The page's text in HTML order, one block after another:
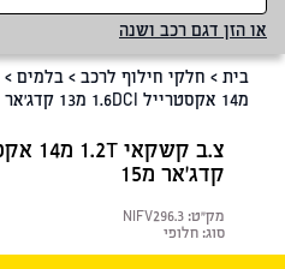
או הזן דגם רכב ושנה
בית > חלקי חילוף לרכב > בלמים >
מ14 אקסטרייל 1.6DCI מ13 קדג'אר מ15
קדג'אר מ15
מק"ט: NIFV296.3
סוג: חלופי